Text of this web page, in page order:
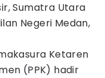
Sumatra Utara
Negeri Medan,
Ketaren
(PPK) hadir